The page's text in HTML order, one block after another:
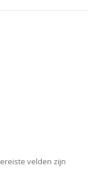
velden zijn